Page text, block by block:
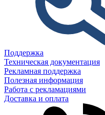
Поддержка
Техническая документация
Рекламная поддержка
Полезная информация
Работа с рекламациями
Доставка и оплата